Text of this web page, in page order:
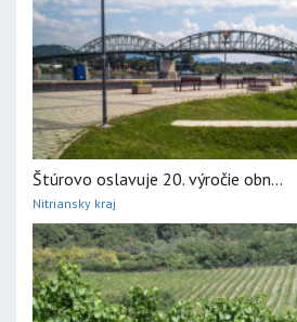
Štúrovo oslavuje 20. výročie obn...
Nitriansky kraj